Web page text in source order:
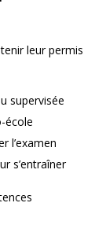
leur permis
supervisée
école
l’examen
s’entraîner